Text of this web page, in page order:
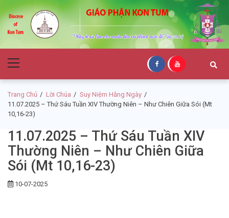
to
navigation
to
content
Giáo Phận Kon
Tum
Menu
Trang Chủ Lời Chúa
Suy Niệm Hằng Ngày
11.07.2025 – Thứ Sáu Tuần XIV Thường Niên – Như Chiên Giữa Sói (Mt
10,16-23)
11.07.2025 – Thứ Sáu Tuần XIV
Thường Niên – Như Chiên Giữa
Sói (Mt 10,16-23)
10-07-2025